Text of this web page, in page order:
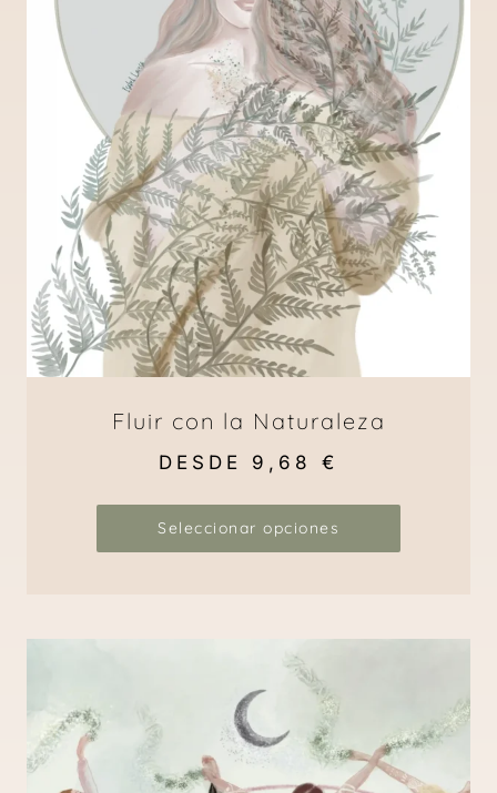
Fluir con la Naturaleza
DESDE 9,68 €
Seleccionar opciones